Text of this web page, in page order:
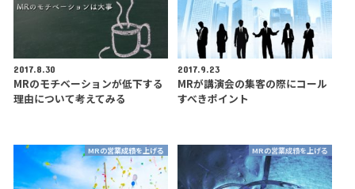
2017.8.30
MRのモチベーションが低下する
理由について考えてみる
2017.9.23
MRが講演会の集客の際にコール
すべきポイント
MRの営業成績を上げる MRの営業成績を上げる